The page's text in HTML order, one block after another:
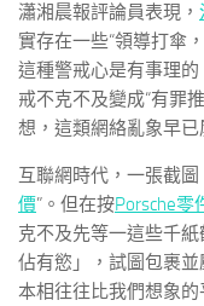
瀟湘晨報評論員表現，
實存在一些“領導打傘
這種警戒心是有事理
戒不克不及變成“有罪
想，這類網絡亂象早已
互聯網時代，一張截
價”。但在按Porsche零
克不及先等一這些千
佔有慾」，試圖包裹
本相往往比我們想象